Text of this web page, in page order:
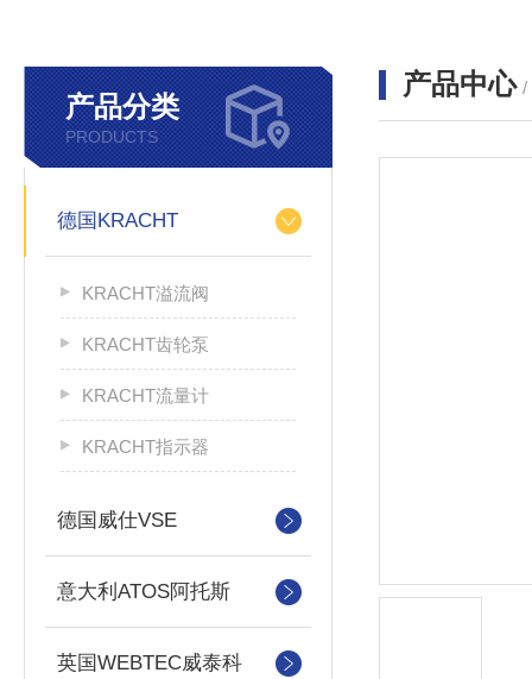
产品分类
PRODUCTS
德国KRACHT
KRACHT溢流阀
KRACHT齿轮泵
KRACHT流量计
KRACHT指示器
德国威仕VSE
意大利ATOS阿托斯
英国WEBTEC威泰科
产品中心 /